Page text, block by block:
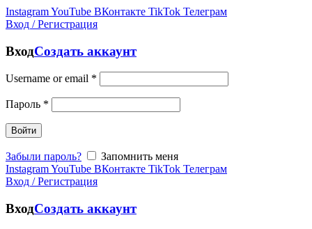
InstagramYouTube ВКонтакте TikTok Телеграм
Вход / Регистрация
ВходСоздать аккаунт
Username or email *
Пароль *
Войти
Забыли пароль?
Запомнить меня
InstagramYouTube ВКонтакте TikTok Телеграм
Вход / Регистрация
ВходСоздать аккаунт